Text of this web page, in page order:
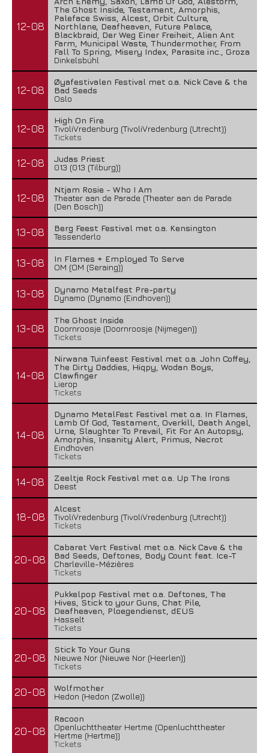
12-08
The Ghost Inside, Testament, Amorphis,
Paleface Swiss, Alcest, Orbit Culture,
Northlane, Deafheaven, Future Palace,
Blackbraid, Der Weg Einer Freiheit, Alien Ant
Farm, Municipal Waste, Thundermother, From
Fall To Spring, Misery Index, Parasite inc., Groza
Dinkelsbühl
12-08
Øyafestivalen Festival met o.a. Nick Cave & the
Bad Seeds
Oslo
12-08
High On Fire
TivoliVredenburg (TivoliVredenburg (Utrecht))
Tickets
12-08
Judas Priest
013 (013 (Tilburg))
12-08
Ntjam Rosie - Who I Am
Theater aan de Parade (Theater aan de Parade
(Den Bosch))
13-08
Berg Feest Festival met o.a. Kensington
Tessenderlo
13-08
In Flames + Employed To Serve
OM (OM (Seraing))
13-08
Dynamo Metalfest Pre-party
Dynamo (Dynamo (Eindhoven))
13-08
The Ghost Inside
Doornroosje (Doornroosje (Nijmegen))
Tickets
14-08
Nirwana Tuinfeest Festival met o.a. John Coffey,
The Dirty Daddies, Hiqpy, Wodan Boys,
Clawfinger
Lierop
Tickets
14-08
Dynamo MetalFest Festival met o.a. In Flames,
Lamb Of God, Testament, Overkill, Death Angel,
Urne, Slaughter To Prevail, Fit For An Autopsy,
Amorphis, Insanity Alert, Primus, Necrot
Eindhoven
Tickets
14-08
Zeeltje Rock Festival met o.a. Up The Irons
Deest
18-08
Alcest
TivoliVredenburg (TivoliVredenburg (Utrecht))
Tickets
20-08
Cabaret Vert Festival met o.a. Nick Cave & the
Bad Seeds, Deftones, Body Count feat. Ice-T
Charleville-Mézières
Tickets
20-08
Pukkelpop Festival met o.a. Deftones, The
Hives, Stick to your Guns, Chat Pile,
Deafheaven, Ploegendienst, dEUS
Hasselt
Tickets
20-08
Stick To Your Guns
Nieuwe Nor (Nieuwe Nor (Heerlen))
Tickets
20-08
Wolfmother
Hedon (Hedon (Zwolle))
20-08
Racoon
Openluchttheater Hertme (Openluchttheater
Hertme (Hertme))
Tickets